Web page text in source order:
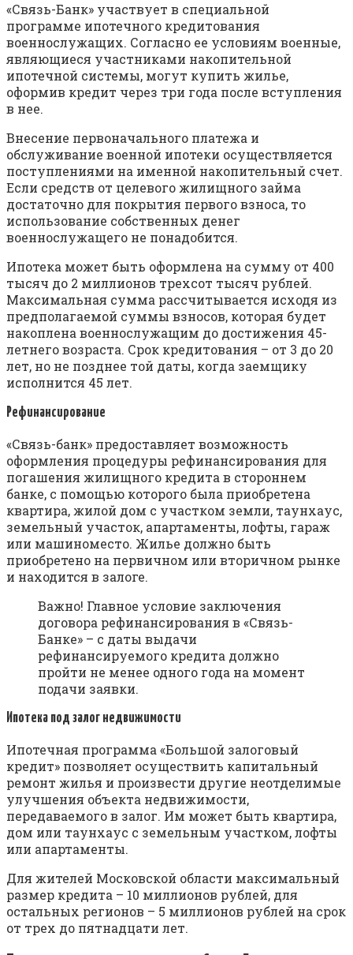
«Связь-Банк» участвует в специальной
программе ипотечного кредитования
военнослужащих. Согласно ее условиям военные,
являющиеся участниками накопительной
ипотечной системы, могут купить жилье,
оформив кредит через три года после вступления
в нее.
Внесение первоначального платежа и
обслуживание военной ипотеки осуществляется
поступлениями на именной накопительный счет.
Если средств от целевого жилищного займа
достаточно для покрытия первого взноса, то
использование собственных денег
военнослужащего не понадобится.
Ипотека может быть оформлена на сумму от 400
тысяч до 2 миллионов трехсот тысяч рублей.
Максимальная сумма рассчитывается исходя из
предполагаемой суммы взносов, которая будет
накоплена военнослужащим до достижения 45-
летнего возраста. Срок кредитования – от 3 до 20
лет, но не позднее той даты, когда заемщику
исполнится 45 лет.
Рефинансирование
«Связь-банк» предоставляет возможность
оформления процедуры рефинансирования для
погашения жилищного кредита в стороннем
банке, с помощью которого была приобретена
квартира, жилой дом с участком земли, таунхаус,
земельный участок, апартаменты, лофты, гараж
или машиноместо. Жилье должно быть
приобретено на первичном или вторичном рынке
и находится в залоге.
Важно! Главное условие заключения
договора рефинансирования в «Связь-
Банке» – с даты выдачи
рефинансируемого кредита должно
пройти не менее одного года на момент
подачи заявки.
Ипотека под залог недвижимости
Ипотечная программа «Большой залоговый
кредит» позволяет осуществить капитальный
ремонт жилья и произвести другие неотделимые
улучшения объекта недвижимости,
передаваемого в залог. Им может быть квартира,
дом или таунхаус с земельным участком, лофты
или апартаменты.
Для жителей Московской области максимальный
размер кредита – 10 миллионов рублей, для
остальных регионов – 5 миллионов рублей на срок
от трех до пятнадцати лет.